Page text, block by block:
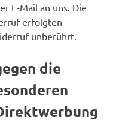
E-Mail an uns. Die
erfolgten
unberührt.
die